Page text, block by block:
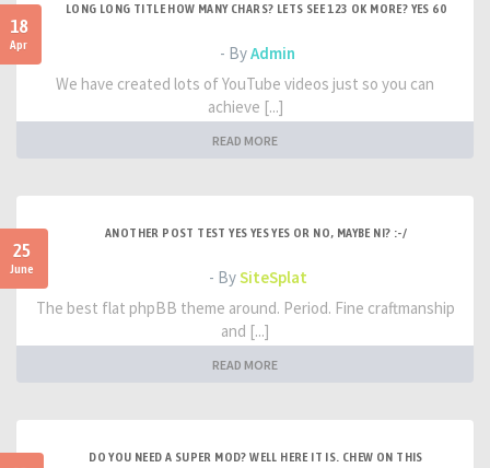
18
Apr
LONG LONG TITLE HOW MANY CHARS? LETS SEE 123 OK MORE? YES 60
- ByAdmin
We have created lots of YouTube videos just so you can
achieve [...]
READ MORE
25
June
ANOTHER POST TEST YES YES YES OR NO, MAYBE NI? :-/
- BySiteSplat
The best flat phpBB theme around. Period. Fine craftmanship
and [...]
READ MORE
DO YOU NEED A SUPER MOD? WELL HERE IT IS. CHEW ON THIS